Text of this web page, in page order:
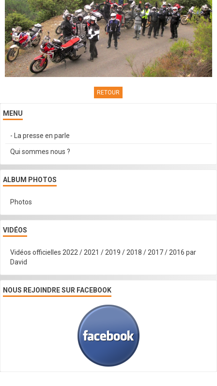
RETOUR
MENU
- La presse en parle
Qui sommes nous ?
ALBUM PHOTOS
Photos
VIDÉOS
Vidéos officielles 2022 / 2021 / 2019 / 2018 / 2017 / 2016 par
David
NOUS REJOINDRE SUR FACEBOOK